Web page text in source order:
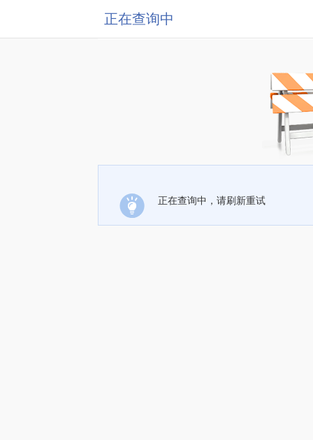
正在查询中
正在查询中，请刷新重试